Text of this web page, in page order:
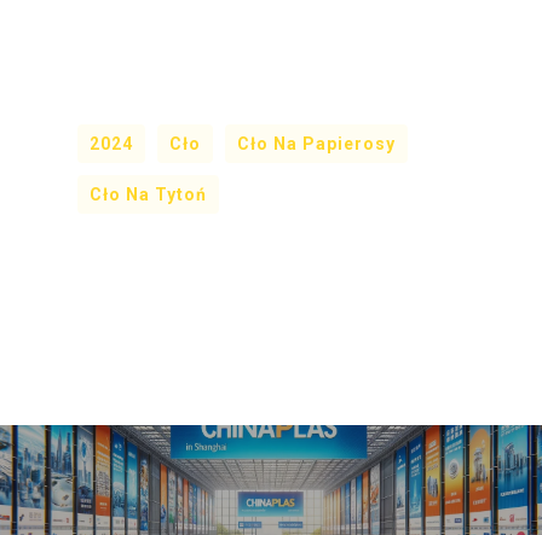
2024 Cło Cło Na Papierosy
Cło Na Tytoń